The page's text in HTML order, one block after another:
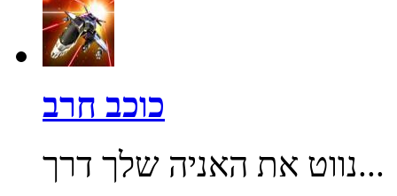
כוכב חרב
נווט את האניה שלך דרך...